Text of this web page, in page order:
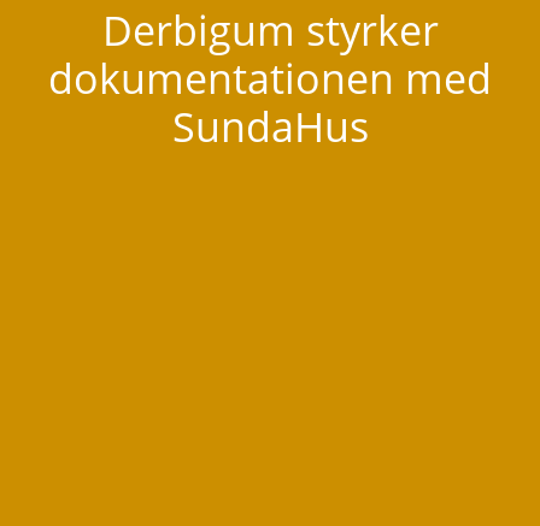
Derbigum styrker
dokumentationen med
SundaHus